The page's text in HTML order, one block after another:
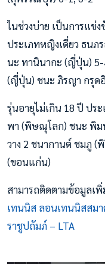
ในช่วงบ่าย เป็นการแข่
ประเภทหญิงเดี่ยว ธนภ
นะ ทานินากะ (ญี่ปุ่น) 5-
(ญี่ปุ่น) ชนะ ภิรญา กรุด
รุ่นอายุไม่เกิน 18 ปี ปร
พา (พิษณุโลก) ชนะ พิม
วาง 2 ชนากานต์ ชมภู
(ขอนแก่น)
สามารถติดตามข้อมูลเ
เทนนิส ลอนเทนนิสสม
ราชูปถัมภ์ – LTA